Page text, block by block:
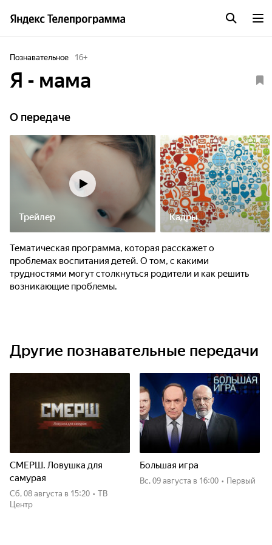
Познавательное 16+
Я - мама
О передаче
Трейлер Кадры
Тематическая программа, которая расскажет о
проблемах воспитания детей. О том, с какими
трудностями могут столкнуться родители и как решить
возникающие проблемы.
Другие познавательные передачи
СМЕРШ. Ловушка для
самурая
сб, 08 августа в 15:20 • ТВ
Центр
Большая игра
вс, 09 августа в 16:00 • Первый